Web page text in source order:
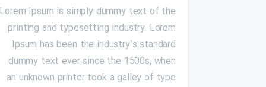
Lorem Ipsum is simply dummy text of the
printing and typesetting industry. Lorem
Ipsum has been the industry’s standard
dummy text ever since the 1500s, when
an unknown printer took a galley of type